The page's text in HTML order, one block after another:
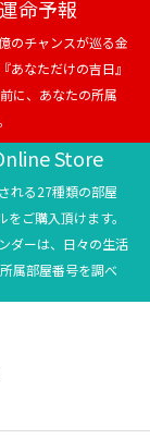
命予報
のチャンスが巡る金
あなただけの吉日』
に、あなたの所属
Store
れる27種類の部屋
ご購入頂けます。
ダーは、日々の生活
属部屋番号を調べ